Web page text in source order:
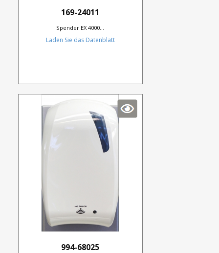
169-24011
Spender EX 4000...
Laden Sie das Datenblatt
994-68025